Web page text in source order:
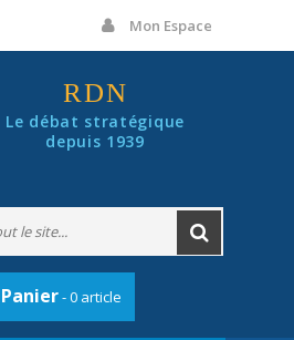
Mon Espace
RDN
Le débat stratégique
depuis 1939
Panier- 0 article